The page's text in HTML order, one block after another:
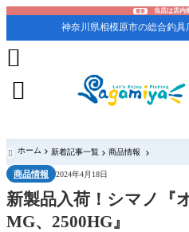
重要 当店は店内
神奈川県相模原市の総合釣具


 ホーム 新着記事一覧 商品情報
商品情報 2024年4月18日
新製品入荷！シマノ『
MG、2500HG』